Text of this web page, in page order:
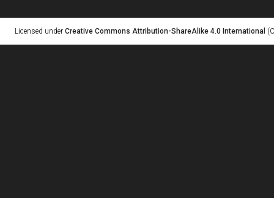
Licensed under Creative Commons Attribution-ShareAlike 4.0 International